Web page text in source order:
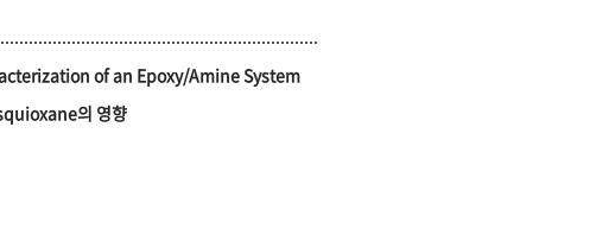
of an Epoxy/Amine System
의 영향